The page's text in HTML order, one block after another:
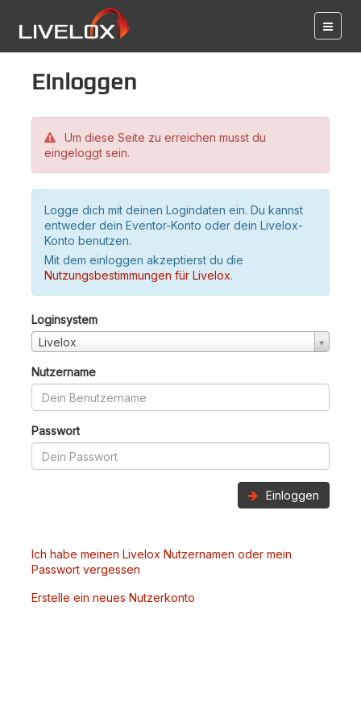
Einloggen
Um diese Seite zu erreichen musst du
eingeloggt sein.
Logge dich mit deinen Logindaten ein. Du kannst
entweder dein Eventor-Konto oder dein Livelox-
Konto benutzen.
Mit dem einloggen akzeptierst du die
Nutzungsbestimmungen für Livelox.
Loginsystem
Livelox
Nutzername
Passwort
Einloggen
Ich habe meinen Livelox Nutzernamen oder mein
Passwort vergessen
Erstelle ein neues Nutzerkonto